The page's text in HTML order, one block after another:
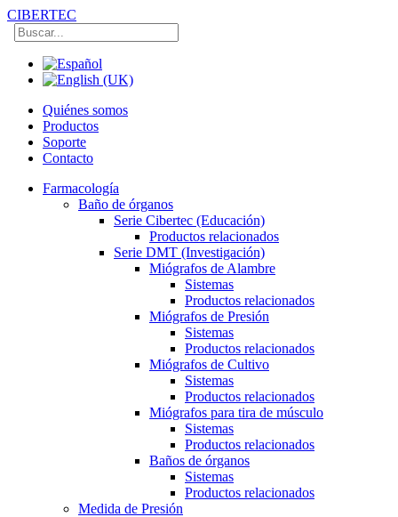
CIBERTEC
Quiénes somos
Productos
Soporte
Contacto
Farmacología
Baño de órganos
Serie Cibertec (Educación)
Productos relacionados
Serie DMT (Investigación)
Miógrafos de Alambre
Sistemas
Productos relacionados
Miógrafos de Presión
Sistemas
Productos relacionados
Miógrafos de Cultivo
Sistemas
Productos relacionados
Miógrafos para tira de músculo
Sistemas
Productos relacionados
Baños de órganos
Sistemas
Productos relacionados
Medida de Presión